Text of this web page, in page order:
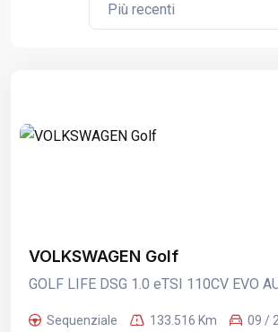
Più recenti
VOLKSWAGEN Golf
GOLF LIFE DSG 1.0 eTSI 110CV EVO
Sequenziale 133.516 Km
09 /